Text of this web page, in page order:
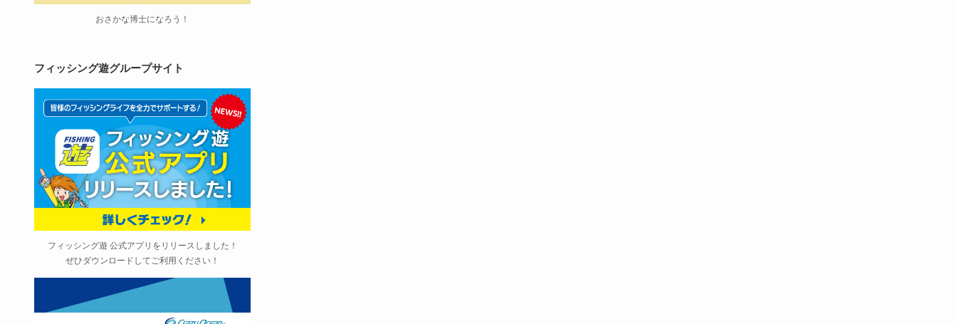
おさかな博士になろう！
フィッシング遊グループサイト
フィッシング遊 公式アプリをリリースしました！
ぜひダウンロードしてご利用ください！